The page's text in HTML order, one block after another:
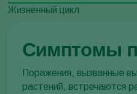
Жизненный цикл
Симптомы
Поражения, вызванные
растений, встречаются